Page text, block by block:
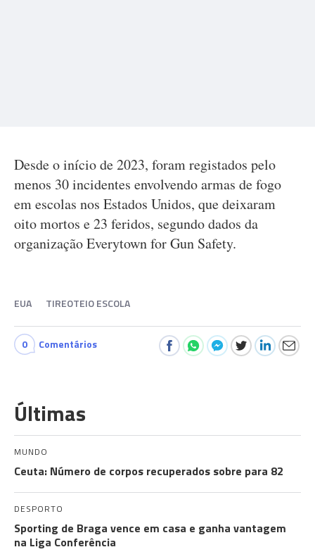
Desde o início de 2023, foram registados pelo
menos 30 incidentes envolvendo armas de fogo
em escolas nos Estados Unidos, que deixaram
oito mortos e 23 feridos, segundo dados da
organização Everytown for Gun Safety.
EUA TIREOTEIO ESCOLA
0 Comentários
Últimas
MUNDO
Ceuta: Número de corpos recuperados sobre para 82
DESPORTO
Sporting de Braga vence em casa e ganha vantagem
na Liga Conferência